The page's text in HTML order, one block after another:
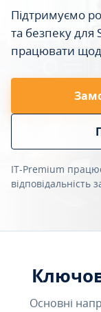
Підтримуємо
та безпеку
працювати
IT-Premium
відповідальність
Основні